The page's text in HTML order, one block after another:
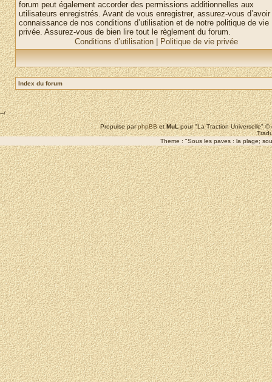
forum peut également accorder des permissions additionnelles aux
utilisateurs enregistrés. Avant de vous enregistrer, assurez-vous
connaissance de nos conditions d’utilisation et de notre politique de vie
privée. Assurez-vous de bien lire tout le règlement du forum.
Conditions d’utilisation
Politique de vie privée
Index du forum
--/
Propulse parphpBBetMuLpour "La Traction Universelle"
Theme : "Sous les paves : la plage;